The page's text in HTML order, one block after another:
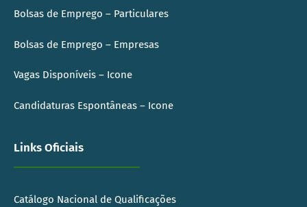
Bolsas de Emprego – Particulares
Bolsas de Emprego – Empresas
Vagas Disponíveis – Icone
Candidaturas Espontâneas – Icone
Links Oficiais
Catálogo Nacional de Qualificações